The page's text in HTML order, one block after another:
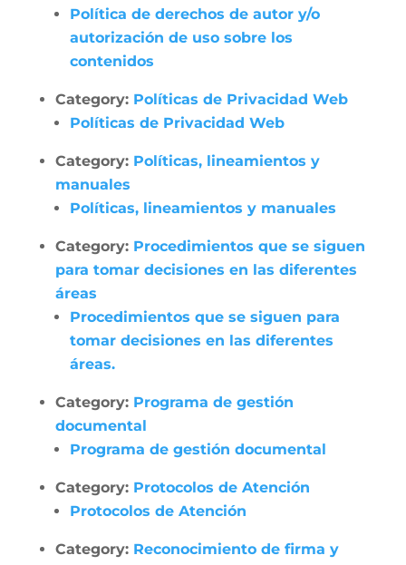
Política de derechos de autor y/o
autorización de uso sobre los
contenidos
Category: Políticas de Privacidad Web
Políticas de Privacidad Web
Category: Políticas, lineamientos y
manuales
Políticas, lineamientos y manuales
Category: Procedimientos que se siguen
para tomar decisiones en las diferentes
áreas
Procedimientos que se siguen para
tomar decisiones en las diferentes
áreas.
Category: Programa de gestión
documental
Programa de gestión documental
Category: Protocolos de Atención
Protocolos de Atención
Category: Reconocimiento de firma y